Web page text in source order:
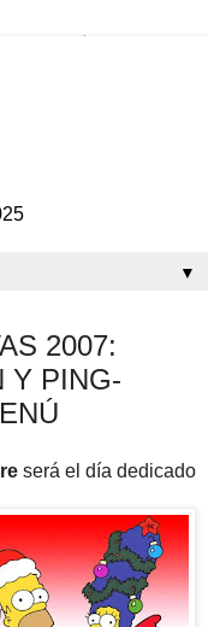
▼
2007:
Y PING-
será el día dedicado